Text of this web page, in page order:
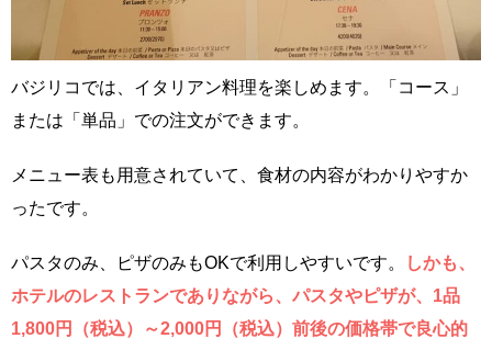
バジリコでは、イタリアン料理を楽しめます。「コース」
または「単品」での注文ができます。
メニュー表も用意されていて、食材の内容がわかりやすか
ったです。
パスタのみ、ピザのみもOKで利用しやすいです。
しかも、
ホテルのレストランでありながら、パスタやピザが、1品
1,800円（税込）～2,000円（税込）前後の価格帯で良心的